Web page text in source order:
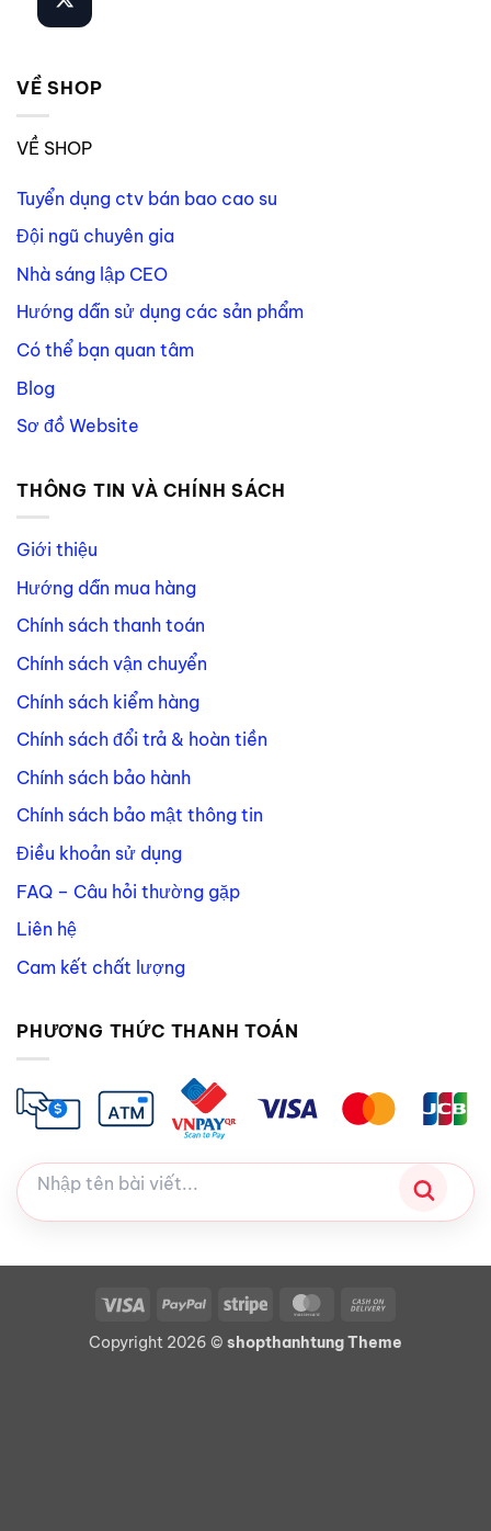
VỀ SHOP
VỀ SHOP
Tuyển dụng ctv bán bao cao su
Đội ngũ chuyên gia
Nhà sáng lập CEO
Hướng dẫn sử dụng các sản phẩm
Có thể bạn quan tâm
Blog
Sơ đồ Website
THÔNG TIN VÀ CHÍNH SÁCH
Giới thiệu
Hướng dẫn mua hàng
Chính sách thanh toán
Chính sách vận chuyển
Chính sách kiểm hàng
Chính sách đổi trả & hoàn tiền
Chính sách bảo hành
Chính sách bảo mật thông tin
Điều khoản sử dụng
FAQ – Câu hỏi thường gặp
Liên hệ
Cam kết chất lượng
PHƯƠNG THỨC THANH TOÁN
Visa PayPal Stripe MasterCard
Delivery
Copyright 2026 © shopthanhtung Theme